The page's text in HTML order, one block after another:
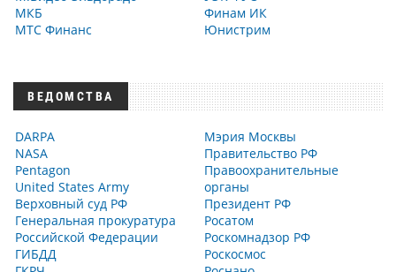
МКБ
МТС Финанс
Финам ИК
Юнистрим
ВЕДОМСТВА
DARPA
NASA
Pentagon
United States Army
Верховный суд РФ
Генеральная прокуратура
Российской Федерации
ГИБДД
Мэрия Москвы
Правительство РФ
Правоохранительные
органы
Президент РФ
Росатом
Роскомнадзор РФ
Роскосмос